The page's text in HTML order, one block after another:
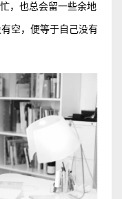
，也总会留一些余地
空，便等于自己没有